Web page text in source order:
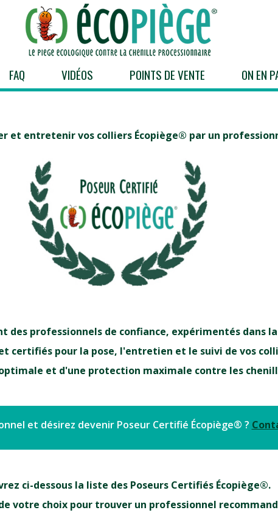
FAQ VIDÉOS POINTS DE VENTE ON EN
et entretenir vos colliers Écopiège® par un
des professionnels de confiance, expérimentés dans
certifiés pour la pose, l'entretien et le suivi de vos
et d'une protection maximale contre les
et désirez devenir Poseur Certifié Écopiège® ?
ci-dessous la liste des Poseurs Certifiés Écopiège®.
votre choix pour trouver un professionnel